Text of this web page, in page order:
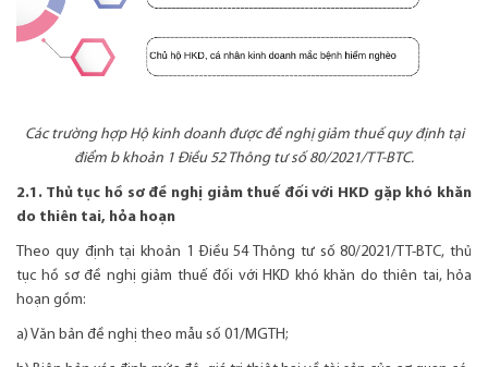
Các trường hợp Hộ kinh doanh được đề nghị giảm thuế quy định tại
điểm b khoản 1 Điều 52 Thông tư số 80/2021/TT-BTC.
2.1. Thủ tục hồ sơ đề nghị giảm thuế đối với HKD gặp khó khăn
do thiên tai, hỏa hoạn
Theo quy định tại khoản 1 Điều 54 Thông tư số 80/2021/TT-BTC, thủ
tục hồ sơ đề nghị giảm thuế đối với HKD khó khăn do thiên tai, hỏa
hoạn gồm:
a) Văn bản đề nghị theo mẫu số 01/MGTH;